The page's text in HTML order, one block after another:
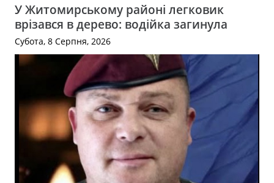
У Житомирському районі легковик
врізався в дерево: водійка загинула
Субота, 8 Серпня, 2026